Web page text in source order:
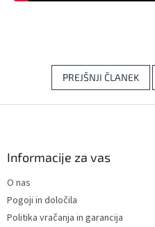
PREJŠNJI ČLANEK
Informacije za vas
O nas
Pogoji in določila
Politika vračanja in garancija